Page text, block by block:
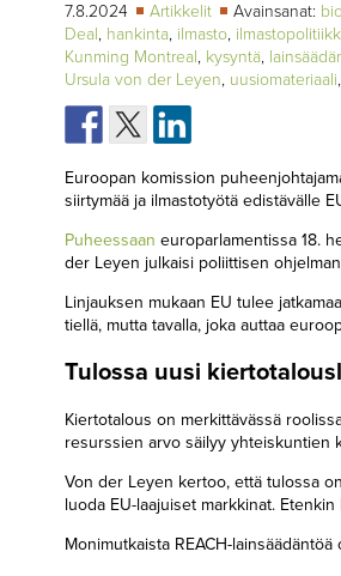
7.8.2024 Artikkelit Avainsanat:
Deal, hankinta, ilmasto,
Kunming Montreal, kysyntä,
Ursula von der Leyen, uusiomateriaali,
Euroopan komission
siirtymää ja ilmastotyötä edistävälle
Puheessaan europarlamentissa 18.
der Leyen julkaisi poliittisen
Linjauksen mukaan EU tulee
tiellä, mutta tavalla, joka auttaa
Tulossa uusi
Kiertotalous on merkittävässä
resurssien arvo säilyy yhteiskuntien
Von der Leyen kertoo, että tulossa
luoda EU-laajuiset markkinat.
Monimutkaista REACH-